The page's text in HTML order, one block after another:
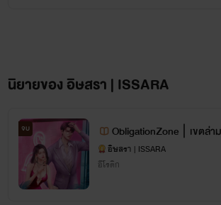
ขออภัยสำหรับคนที่ชื่นชอบ NC แบบจัดหนักจัดเต็ม 💜
ติดตามข่าวหรือพูดคุยกับไรท์ได้ที่
💜 เพจอิษสรา 💜
นิยายของ อิษสรา | ISSARA
จบ ObligationZone ∣ เขตล่า
อิษสรา | ISSARA
อีโรติก